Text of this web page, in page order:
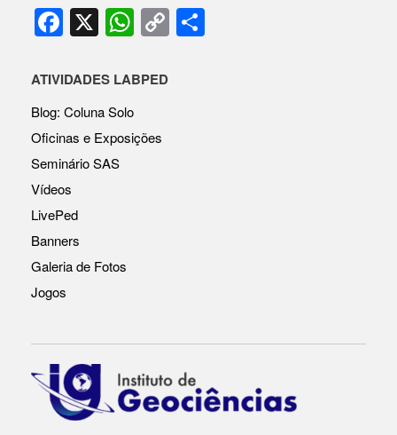
F
a
c
e
b
o
o
k
X W
h
at
A
C
o
ATIVIDADES LABPED
Blog: Coluna Solo
Oficinas e Exposições
Seminário SAS
Vídeos
LivePed
Banners
Galeria de Fotos
Jogos